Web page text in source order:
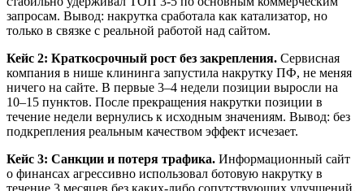
запросам. Вывод: накрутка сработала как катализатор, но
только в связке с реальной работой над сайтом.
Кейс 2: Краткосрочный рост без закрепления. Сервисная
компания в нише клининга запустила накрутку ПФ, не меняя
ничего на сайте. В первые 3–4 недели позиции выросли на
10–15 пунктов. После прекращения накрутки позиции в
течение недели вернулись к исходным значениям. Вывод: без
подкрепления реальным качеством эффект исчезает.
Кейс 3: Санкции и потеря трафика. Информационный сайт
о финансах агрессивно использовал ботовую накрутку в
течение 3 месяцев без каких-либо сопутствующих улучшений.